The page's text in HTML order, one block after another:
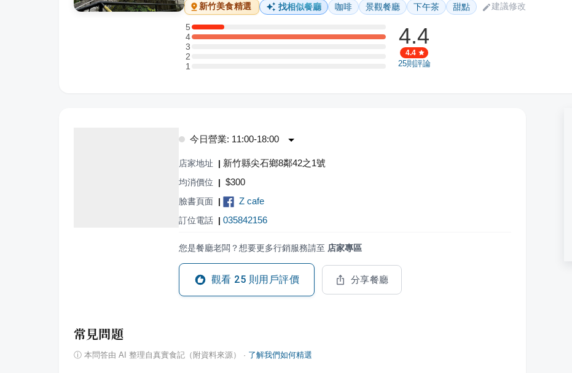
新竹美食精選 找相似餐廳 咖啡 景觀餐廳 下午茶 甜點 建議修改
5
5 星：1 則評論
4
4 星：6 則評論
3
3 星：0 則評論
2
2 星：0 則評論
11 星：0 則評論
4.4
4.4
25則評論
今日營業: 11:00-18:00
店家地址 | 新竹縣尖石鄉8鄰42之1號
均消價位 | $300
臉書頁面 | Z cafe
訂位電話 | 035842156
您是餐廳老闆？想要更多行銷服務請至 店家專區
觀看 25 則用戶評價 分享餐廳
常見問題
ⓘ 本問答由 AI 整理自真實食記（附資料來源） · 了解我們如何精選